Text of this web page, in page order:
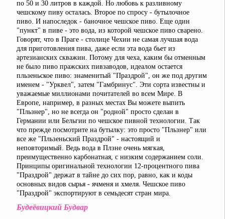
по 50 и 30 литров в каждой. Но любовь к разливному
чешскому пиву осталась. Второе по спросу - бутылочное
пиво. И напоследок - баночное чешское пиво. Еще один
"пункт" в пиве - это вода, из которой чешское пиво сварено.
Говорят, что в Праге - столице Чехии не самая лучшая вода
для приготовления пива, даже если эта вода бьет из
артезианских скважин. Потому для чеха, каким бы отменным
не было пиво пражских пивзаводов, идеалом остается
пльзеньское пиво: знаменитый "Праздрой", он же под другим
именем - "Урквел", затем "Гамбринус". Эти сорта известны и
уважаемые миллионами почитателей во всем Мире. В
Европе, например, в разных местах Вы можете выпить
"Пльзнер", но не всегда он "родной" просто сделан в
Германии или Бельгии по чешское пивной технологии. Так
что прежде посмотрите на бутылку: это просто "Пльзнер" или
все же "Пльзеньский Праздрой" - настоящий и
неповторимый. Ведь вода в Плзне очень мягкая,
преимущественно карбонатная, с низким содержанием соли.
Принципы оригинальной технологии 12-процентного пива
"Праздрой" держат в тайне до сих пор, равно, как и коды
основных видов сырья - ячменя и хмеля. Чешское пиво
"Праздрой" экспортируют в семьдесят стран мира.
Будеёвицкий Будвар